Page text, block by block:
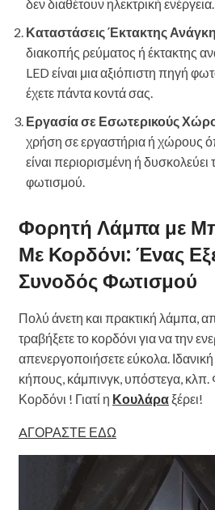
δεν διαθέτουν ηλεκτρική ενέργεια.
Καταστάσεις Έκτακτης
διακοπής ρεύματος ή έκτακτης
LED είναι μια αξιόπιστη πηγή
έχετε πάντα κοντά σας.
Εργασία σε Εσωτερικούς
χρήση σε εργαστήρια ή χώρους
είναι περιορισμένη ή
φωτισμού.
Φορητή Λάμπα με
Με Κορδόνι: Ένας
Συνοδός Φωτισμού
Πολύ άνετη και πρακτική λάμπα,
τραβήξετε το κορδόνι για να την
απενεργοποιήσετε εύκολα.
κήπους, κάμπινγκ, υπόστεγα,
Κορδόνι ! Γιατί η Κουλάραξέρει!
AΓΟΡΑΣΤΕ ΕΔΩ